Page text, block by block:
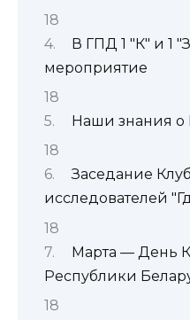
В ГПД 1 "К" и 1
мероприятие
Наши знания
Заседание
исследователей
Марта — День
Республики